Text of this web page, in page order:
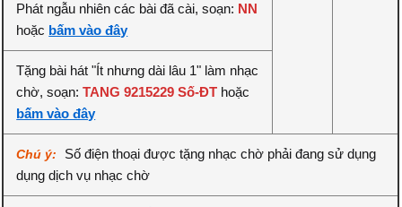
Phát ngẫu nhiên các bài đã cài, soạn: NN
hoặc bấm vào đây
Tặng bài hát "Ít nhưng dài lâu 1" làm nhạc
chờ, soạn:TANG 9215229 Số-ĐT hoặc
bấm vào đây
Chú ý:
Số điện thoại được tặng nhạc chờ phải đang sử dụng
dụng dịch vụ nhạc chờ